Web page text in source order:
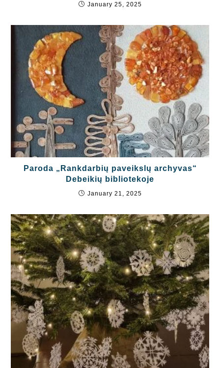
January 25, 2025
Paroda „Rankdarbių paveikslų archyvas“
Debeikių bibliotekoje
January 21, 2025